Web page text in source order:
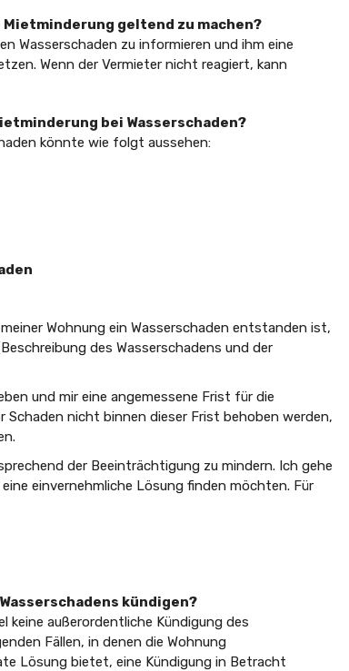
Mietminderung geltend zu machen?
Wasserschaden zu informieren und ihm eine
Wenn der Vermieter nicht reagiert, kann
bei Wasserschaden?
könnte wie folgt aussehen:
Wohnung ein Wasserschaden entstanden ist,
des Wasserschadens und der
und mir eine angemessene Frist für die
Schaden nicht binnen dieser Frist behoben werden,
der Beeinträchtigung zu mindern. Ich gehe
einvernehmliche Lösung finden möchten. Für
kündigen?
keine außerordentliche Kündigung des
Fällen, in denen die Wohnung
Lösung bietet, eine Kündigung in Betracht